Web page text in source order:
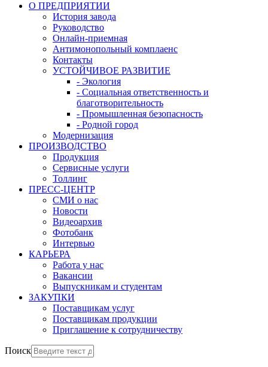
О ПРЕДПРИЯТИИ
История завода
Руководство
Онлайн-приемная
Антимонопольный комплаенс
Контакты
УСТОЙЧИВОЕ РАЗВИТИЕ
- Экология
- Социальная ответственность и
благотворительность
- Промышленная безопасность
- Родной город
Модернизация
ПРОИЗВОДСТВО
Продукция
Сервисные услуги
Толлинг
ПРЕСС-ЦЕНТР
СМИ о нас
Новости
Видеоархив
Фотобанк
Интервью
КАРЬЕРА
Работа у нас
Вакансии
Выпускникам и студентам
ЗАКУПКИ
Поставщикам услуг
Поставщикам продукции
Приглашение к сотрудничеству
Поиск